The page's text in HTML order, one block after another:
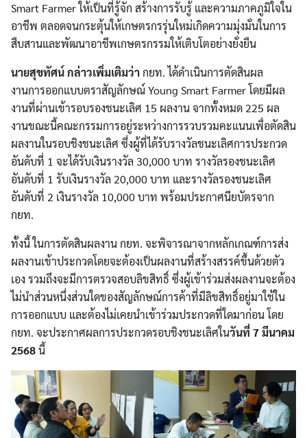
Smart Farmer ให้เป็นที่รู้จัก สร้างการรับรู้ และความภาคภูมิใจใน
อาชีพ ตลอดจนกระตุ้นให้เกษตรกรรุ่นใหม่เกิดความมุ่งมั่นในการ
สืบสานและพัฒนาอาชีพเกษตรกรรมให้เติบโตอย่างยั่งยืน
นายสุขทัศน์ กล่าวเพิ่มเติมว่ากยท. ได้ดำเนินการตัดสินผล
งานการออกแบบตราสัญลักษณ์ Young Smart Farmer โดยมีผล
งานที่ผ่านเข้ารอบรองชนะเลิศ 15 ผลงาน จากทั้งหมด 225 ผล
งานขณะนี้คณะกรรมการอยู่ระหว่างการรวบรวมคะแนนเพื่อตัดสิน
ผลงานในรอบชิงชนะเลิศ ซึ่งผู้ที่ได้รับรางวัลชนะเลิศการประกวด
อันดับที่ 1 จะได้รับเงินรางวัล 30,000 บาท รางวัลรองชนะเลิศ
อันดับที่ 1 รับเงินรางวัล 20,000 บาท และรางวัลรองชนะเลิศ
อันดับที่ 2 เงินรางวัล 10,000 บาท พร้อมประกาศนียบัตรจาก
กยท.
ทั้งนี้ ในการตัดสินผลงาน กยท. จะพิจารณาจากหลักเกณฑ์การส่ง
ผลงานเข้าประกวดโดยจะต้องเป็นผลงานที่สร้างสรรค์ขึ้นด้วยตัว
เอง รวมถึงจะมีการตรวจสอบลิขสิทธิ์ ซึ่งผู้เข้าร่วมส่งผลงานจะต้อง
ไม่นำส่วนหนึ่งส่วนใดของสัญลักษณ์การค้าที่มีลิขสิทธิ์อยู่มาใช้ใน
การออกแบบ และต้องไม่เคยนำเข้าร่วมประกวดที่ใดมาก่อน โดย
กยท. จะประกาศผลการประกวดรอบชิงชนะเลิศในวันที่ 7 มีนาคม
2568นี้